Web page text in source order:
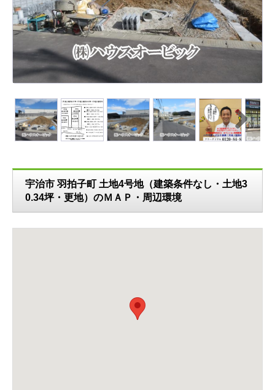
ext
N
ext
宇治市 羽拍子町 土地4号地（建築条件なし・土地3
0.34坪・更地）のＭＡＰ・周辺環境